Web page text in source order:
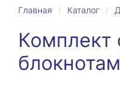
Главная Каталог
Комплект